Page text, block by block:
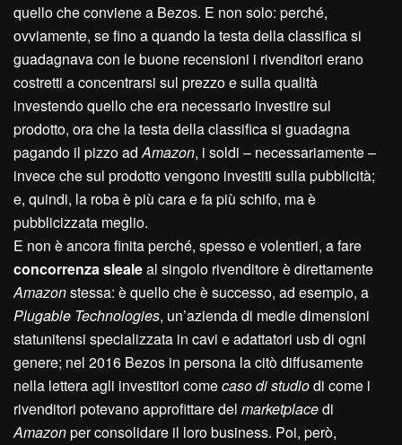
quello che conviene a Bezos. E non solo: perché,
ovviamente, se fino a quando la testa della classifica si
guadagnava con le buone recensioni i rivenditori erano
costretti a concentrarsi sul prezzo e sulla qualità
investendo quello che era necessario investire sul
prodotto, ora che la testa della classifica si guadagna
pagando il pizzo adAmazon, i soldi – necessariamente –
invece che sul prodotto vengono investiti sulla pubblicità;
e, quindi, la roba è più cara e fa più schifo, ma è
pubblicizzata meglio.
E non è ancora finita perché, spesso e volentieri, a fare
concorrenza slealeal singolo rivenditore è direttamente
Amazonstessa: è quello che è successo, ad esempio, a
Plugable Technologies, un’azienda di medie dimensioni
statunitensi specializzata in cavi e adattatori usb di ogni
genere; nel 2016 Bezos in persona la citò diffusamente
nella lettera agli investitori comecaso di studiodi come i
rivenditori potevano approfittare del marketplacedi
Amazonper consolidare il loro business. Poi, però,